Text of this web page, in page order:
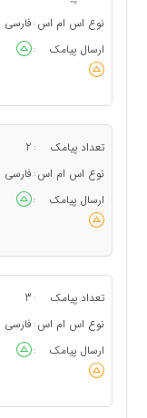
نوع اس ام اس : فارسی
ارسال پیامک
:
تعداد پیامک :
2
نوع اس ام اس : فارسی
ارسال پیامک
:
تعداد پیامک :
3
نوع اس ام اس : فارسی
ارسال پیامک
: